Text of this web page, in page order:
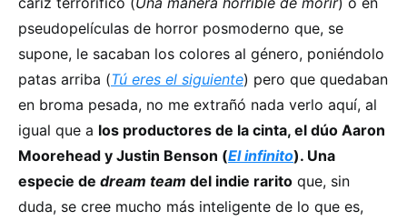
pseudopelículas de horror posmoderno que, se
supone, le sacaban los colores al género, poniéndolo
patas arriba (Tú eres el siguiente) pero que quedaban
en broma pesada, no me extrañó nada verlo aquí, al
igual que a los productores de la cinta, el dúo Aaron
Moorehead y Justin Benson (El infinito). Una
especie de dream team del indie rarito que, sin
duda, se cree mucho más inteligente de lo que es,